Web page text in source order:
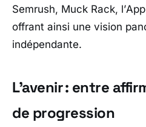
Semrush, Muck Rack, l’
offrant ainsi une vision
indépendante.
L’avenir : entre
de progression